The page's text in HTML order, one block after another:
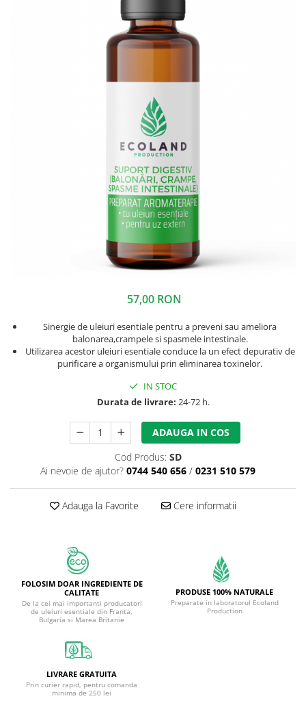
57,00 RON
Sinergie de uleiuri esentiale pentru a preveni sau ameliora
balonarea,crampele si spasmele intestinale.
Utilizarea acestor uleiuri esentiale conduce la un efect depurativ de
purificare a organismului prin eliminarea toxinelor.
IN STOC
Durata de livrare: 24-72 h.
ADAUGA IN COS
Cod Produs: SD
Ai nevoie de ajutor? 0744 540 656 / 0231 510 579
Adauga la Favorite Cere informatii
FOLOSIM DOAR INGREDIENTE DE
CALITATE
De la cei mai importanti producatori
de uleiuri esentiale din Franta,
Bulgaria si Marea Britanie
PRODUSE 100% NATURALE
Preparate in laboratorul Ecoland
Production
LIVRARE GRATUITA
Prin curier rapid, pentru comanda
minima de 250 lei